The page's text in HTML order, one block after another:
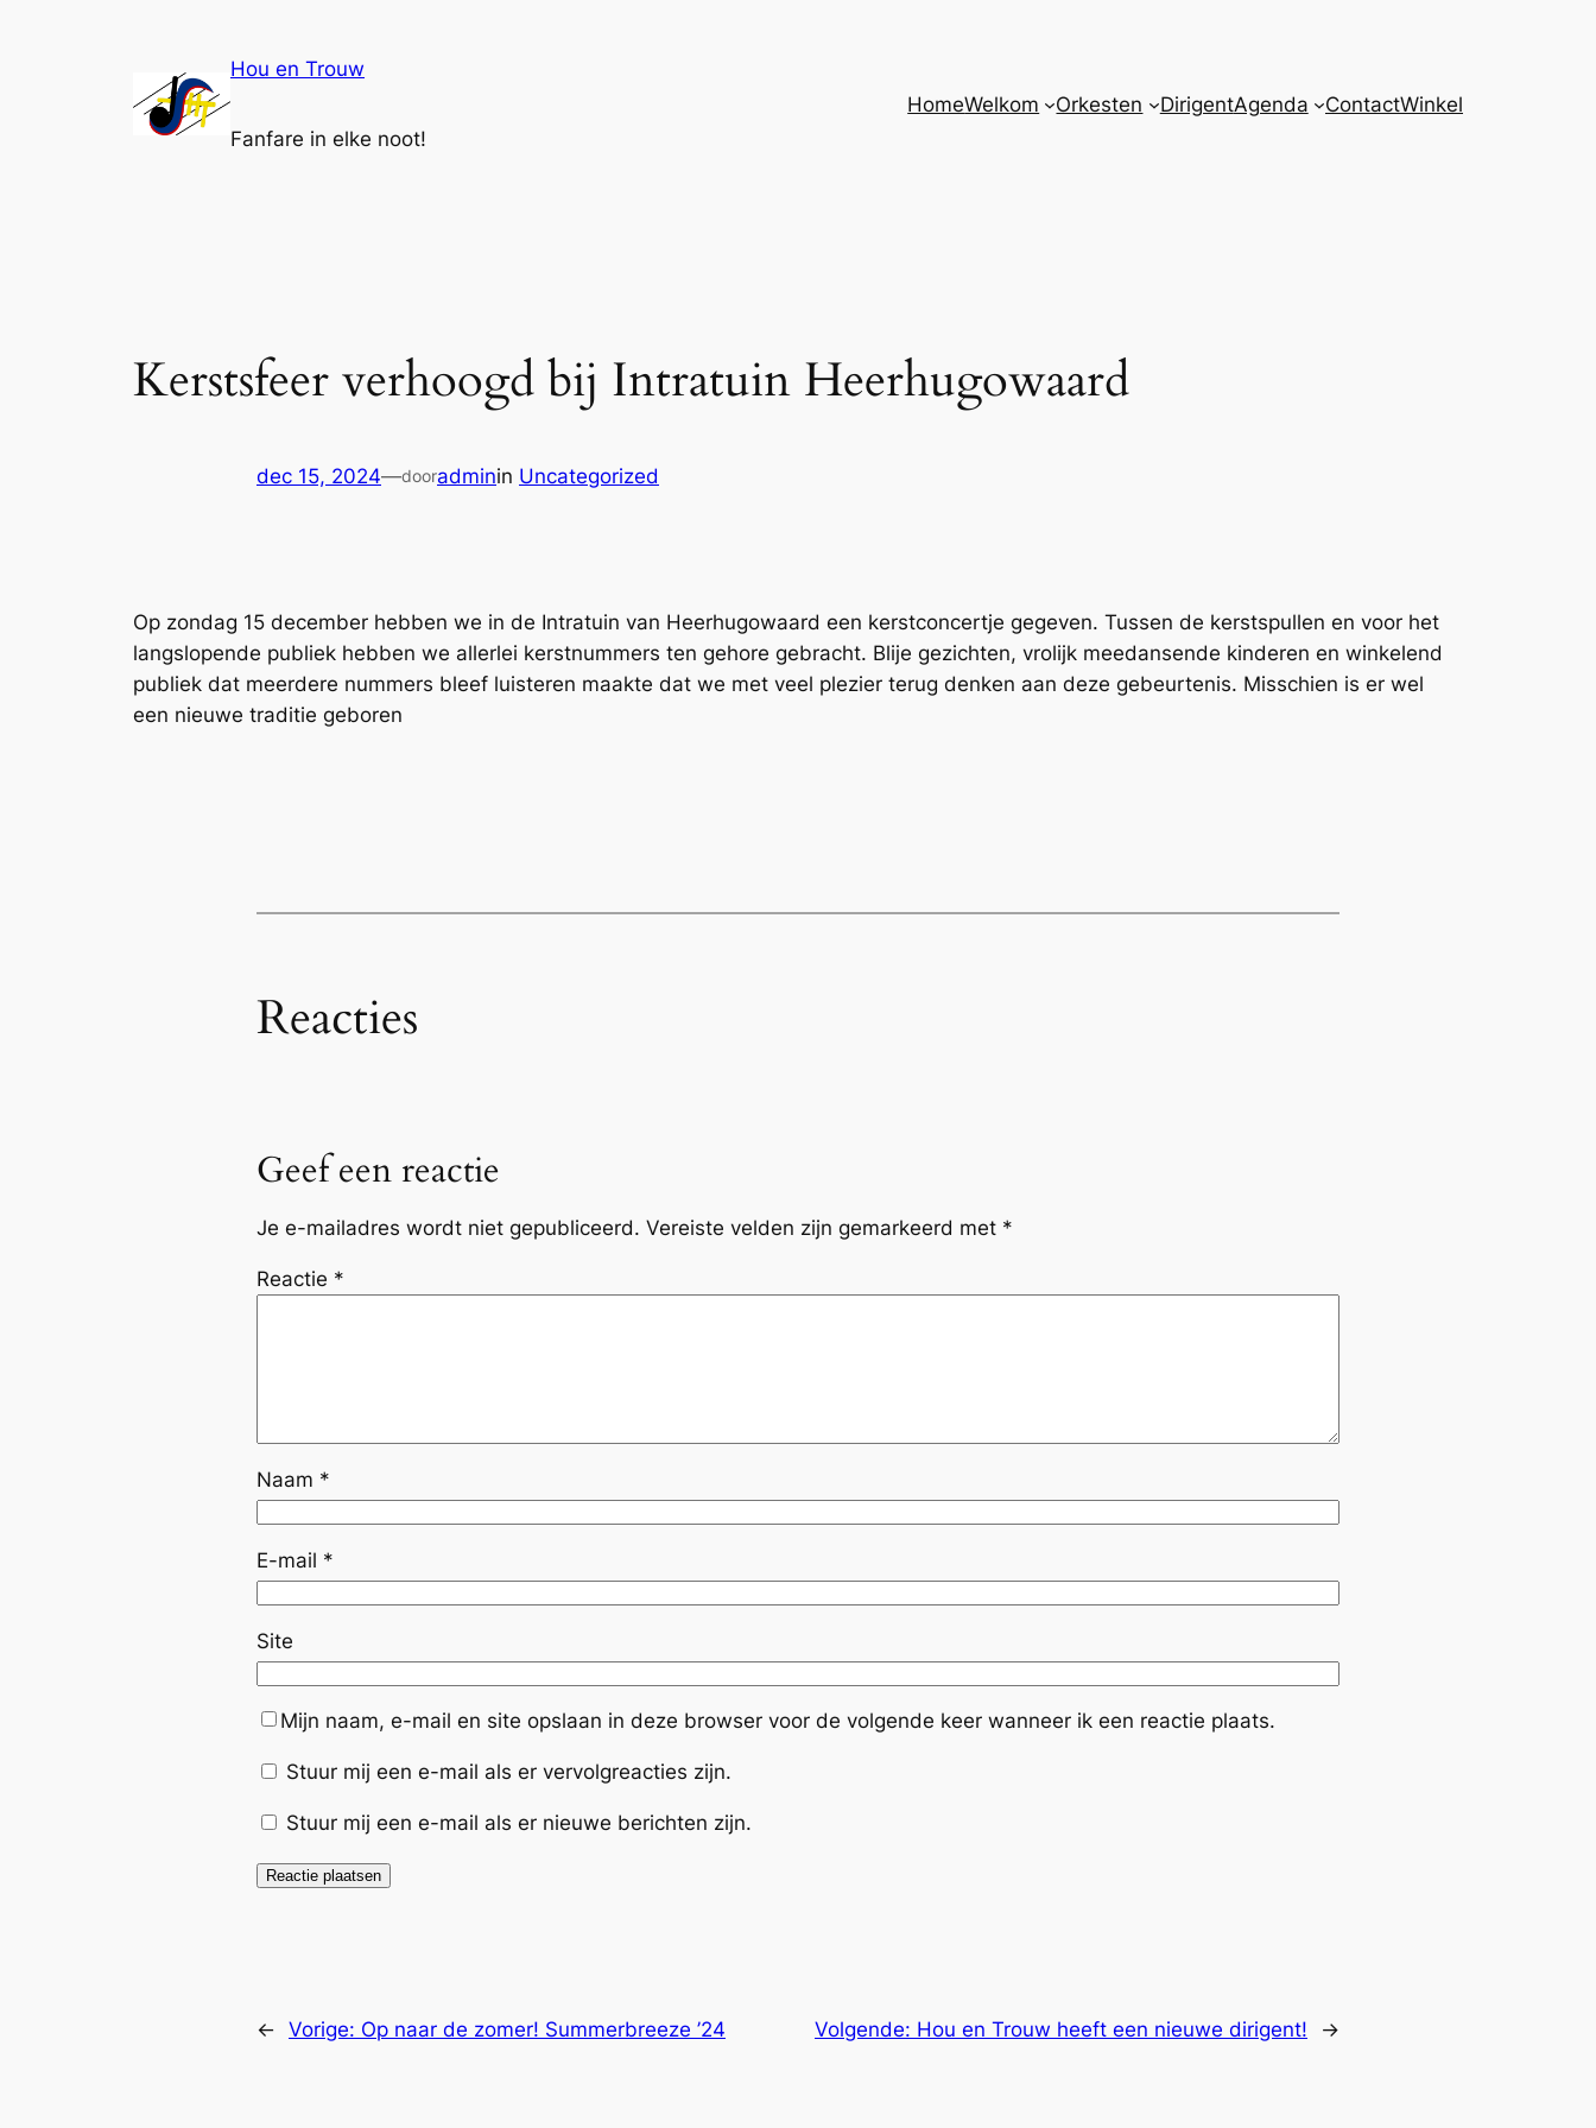
Hou en Trouw
Fanfare in elke noot!
HomeWelkom Orkesten DirigentAgenda ContactWinkel
Kerstsfeer verhoogd bij Intratuin Heerhugowaard
dec 15, 2024—dooradminin Uncategorized
Op zondag 15 december hebben we in de Intratuin van Heerhugowaard een kerstconcertje gegeven. Tussen de kerstspullen en voor het
langslopende publiek hebben we allerlei kerstnummers ten gehore gebracht. Blije gezichten, vrolijk meedansende kinderen en winkelend
publiek dat meerdere nummers bleef luisteren maakte dat we met veel plezier terug denken aan deze gebeurtenis. Misschien is er wel
een nieuwe traditie geboren
Reacties
Geef een reactie
Je e-mailadres wordt niet gepubliceerd. Vereiste velden zijn gemarkeerd met *
Reactie *
Naam *
E-mail *
Site
Mijn naam, e-mail en site opslaan in deze browser voor de volgende keer wanneer ik een reactie plaats.
Stuur mij een e-mail als er vervolgreacties zijn.
Stuur mij een e-mail als er nieuwe berichten zijn.
← Vorige: Op naar de zomer! Summerbreeze ’24 Volgende: Hou en Trouw heeft een nieuwe dirigent! →